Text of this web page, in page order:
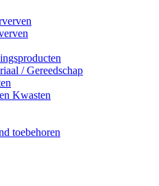
/ Gereedschap
Kwasten
toebehoren